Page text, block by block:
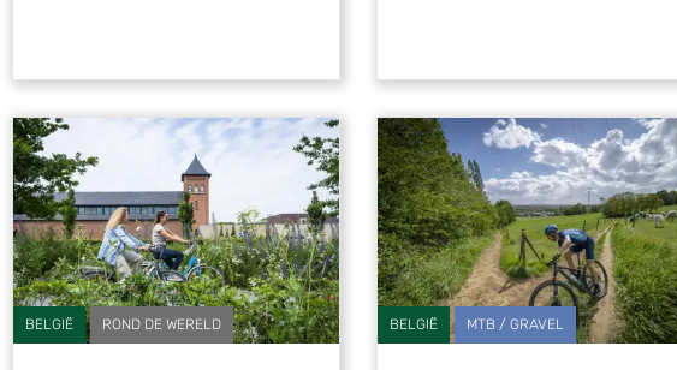
BELGIË ROND DE WERELD BELGIË MTB / GRAVEL